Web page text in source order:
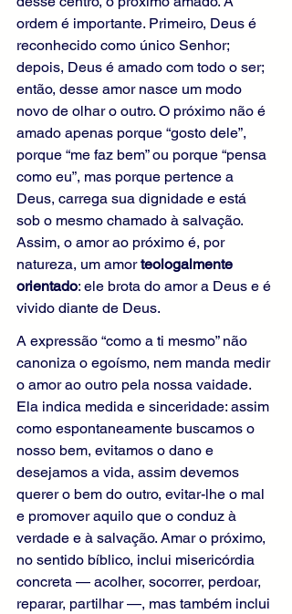
ordem é importante. Primeiro, Deus é
reconhecido como único Senhor;
depois, Deus é amado com todo o ser;
então, desse amor nasce um modo
novo de olhar o outro. O próximo não é
amado apenas porque “gosto dele”,
porque “me faz bem” ou porque “pensa
como eu”, mas porque pertence a
Deus, carrega sua dignidade e está
sob o mesmo chamado à salvação.
Assim, o amor ao próximo é, por
natureza, um amor teologalmente
orientado: ele brota do amor a Deus e é
vivido diante de Deus.
A expressão “como a ti mesmo” não
canoniza o egoísmo, nem manda medir
o amor ao outro pela nossa vaidade.
Ela indica medida e sinceridade: assim
como espontaneamente buscamos o
nosso bem, evitamos o dano e
desejamos a vida, assim devemos
querer o bem do outro, evitar-lhe o mal
e promover aquilo que o conduz à
verdade e à salvação. Amar o próximo,
no sentido bíblico, inclui misericórdia
concreta — acolher, socorrer, perdoar,
reparar, partilhar —, mas também inclui